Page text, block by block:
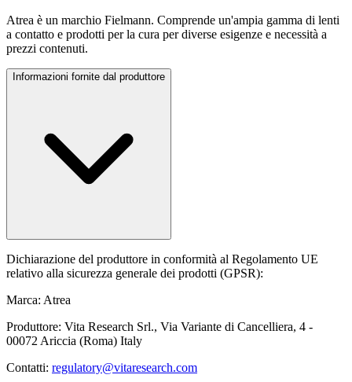
Atrea è un marchio Fielmann. Comprende un'ampia gamma di lenti
a contatto e prodotti per la cura per diverse esigenze e necessità a
prezzi contenuti.
Informazioni fornite dal produttore
Dichiarazione del produttore in conformità al Regolamento UE
relativo alla sicurezza generale dei prodotti (GPSR):
Marca: Atrea
Produttore: Vita Research Srl., Via Variante di Cancelliera, 4 -
00072 Ariccia (Roma) Italy
Contatti: regulatory@vitaresearch.com